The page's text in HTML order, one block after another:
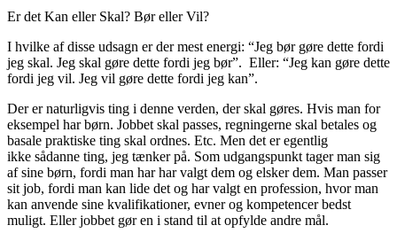
Er det Kan eller Skal? Bør eller Vil?
I hvilke af disse udsagn er der mest energi: “Jeg bør gøre dette fordi
jeg skal. Jeg skal gøre dette fordi jeg bør”. Eller: “Jeg kan gøre dette
fordi jeg vil. Jeg vil gøre dette fordi jeg kan”.
Der er naturligvis ting i denne verden, der skal gøres. Hvis man for
eksempel har børn. Jobbet skal passes, regningerne skal betales og
basale praktiske ting skal ordnes. Etc. Men det er egentlig
ikke sådanne ting, jeg tænker på. Som udgangspunkt tager man sig
af sine børn, fordi man har har valgt dem og elsker dem. Man passer
sit job, fordi man kan lide det og har valgt en profession, hvor man
kan anvende sine kvalifikationer, evner og kompetencer bedst
muligt. Eller jobbet gør en i stand til at opfylde andre mål.